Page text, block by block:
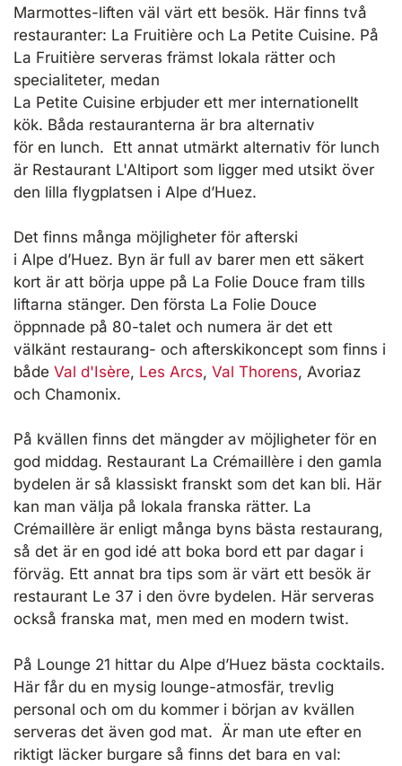
Marmottes-liften väl värt ett besök. Här finns två
restauranter: La Fruitière och La Petite Cuisine. På
La Fruitière serveras främst lokala rätter och
specialiteter, medan
La Petite Cuisine erbjuder ett mer internationellt
kök. Båda restauranterna är bra alternativ
för en lunch. Ett annat utmärkt alternativ för lunch
är Restaurant L'Altiport som ligger med utsikt över
den lilla flygplatsen i Alpe d’Huez.
Det finns många möjligheter för afterski
i Alpe d’Huez. Byn är full av barer men ett säkert
kort är att börja uppe på La Folie Douce fram tills
liftarna stänger. Den första La Folie Douce
öppnnade på 80-talet och numera är det ett
välkänt restaurang- och afterskikoncept som finns i
både Val d'Isère, Les Arcs, Val Thorens, Avoriaz
och Chamonix.
På kvällen finns det mängder av möjligheter för en
god middag. Restaurant La Crémaillère i den gamla
bydelen är så klassiskt franskt som det kan bli. Här
kan man välja på lokala franska rätter. La
Crémaillère är enligt många byns bästa restaurang,
så det är en god idé att boka bord ett par dagar i
förväg. Ett annat bra tips som är värt ett besök är
restaurant Le 37 i den övre bydelen. Här serveras
också franska mat, men med en modern twist.
På Lounge 21 hittar du Alpe d’Huez bästa cocktails.
Här får du en mysig lounge-atmosfär, trevlig
personal och om du kommer i början av kvällen
serveras det även god mat. Är man ute efter en
riktigt läcker burgare så finns det bara en val: